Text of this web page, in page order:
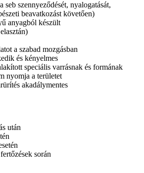
seb szennyeződését, nyalogatását,
beavatkozást követően)
anyagból készült
a szabad mozgásban
és kényelmes
speciális varrásnak és formának
nyomja a területet
akadálymentes
után
során